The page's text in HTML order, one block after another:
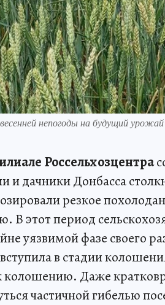
весенней непогоды на будущий
Россельхозцентра
и дачники Донбасса
резкое
В этот период
уязвимой фазе своего
в стадии
колошению. Даже
частичной гибелью